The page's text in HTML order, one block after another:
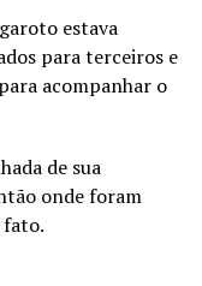
estava
para terceiros e
acompanhar o
de sua
onde foram
fato.